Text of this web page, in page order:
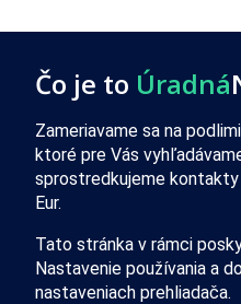
Čo je to Úradná
Zameriavame sa na
ktoré pre Vás
sprostredkujeme kontakty
Eur.
Tato stránka v rámci
Nastavenie používania a
nastaveniach prehliadača.